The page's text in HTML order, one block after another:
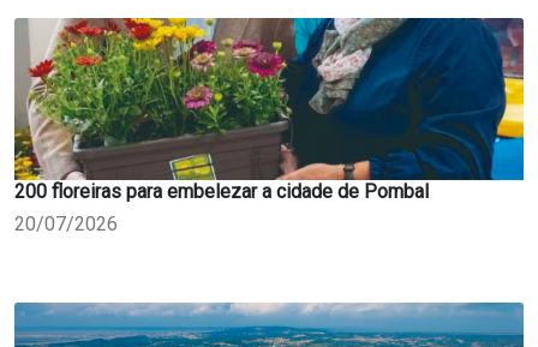
200 floreiras para embelezar a cidade de Pombal
20/07/2026